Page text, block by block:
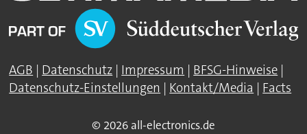
AGB Datenschutz Impressum BFSG-Hinweise
Datenschutz-Einstellungen
Kontakt/Media Facts
© 2026 all-electronics.de